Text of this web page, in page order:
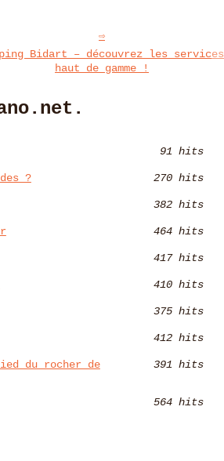
Bidart – découvrez les services
haut de gamme !
91 hits
? 270 hits
382 hits
464 hits
417 hits
410 hits
375 hits
412 hits
du rocher de
391 hits
564 hits